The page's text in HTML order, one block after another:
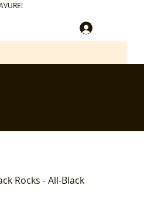
Rocks - All-Black